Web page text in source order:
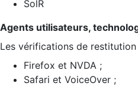
SolR
Agents utilisateurs,
Les vérifications de
Firefox et NVDA ;
Safari et VoiceOver ;